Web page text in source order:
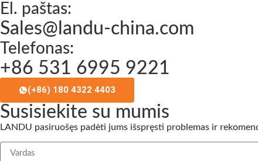
El. paštas:
Sales@landu-china.com
Telefonas:
+86 531 6995 9221
(+86) 180 4322 4403
Susisiekite su mumis
LANDU pasiruošęs padėti jums išspręsti problemas ir